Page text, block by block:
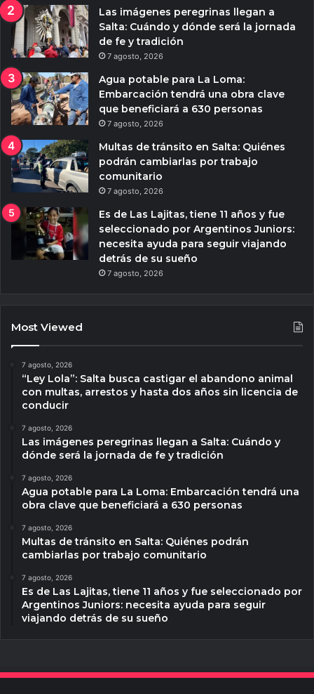
Las imágenes peregrinas llegan a
Salta: Cuándo y dónde será la jornada
de fe y tradición
7 agosto, 2026
Agua potable para La Loma:
Embarcación tendrá una obra clave
que beneficiará a 630 personas
7 agosto, 2026
Multas de tránsito en Salta: Quiénes
podrán cambiarlas por trabajo
comunitario
7 agosto, 2026
Es de Las Lajitas, tiene 11 años y fue
seleccionado por Argentinos Juniors:
necesita ayuda para seguir viajando
detrás de su sueño
7 agosto, 2026
Most Viewed
7 agosto, 2026
“Ley Lola”: Salta busca castigar el abandono animal
con multas, arrestos y hasta dos años sin licencia de
conducir
7 agosto, 2026
Las imágenes peregrinas llegan a Salta: Cuándo y
dónde será la jornada de fe y tradición
7 agosto, 2026
Agua potable para La Loma: Embarcación tendrá una
obra clave que beneficiará a 630 personas
7 agosto, 2026
Multas de tránsito en Salta: Quiénes podrán
cambiarlas por trabajo comunitario
7 agosto, 2026
Es de Las Lajitas, tiene 11 años y fue seleccionado por
Argentinos Juniors: necesita ayuda para seguir
viajando detrás de su sueño